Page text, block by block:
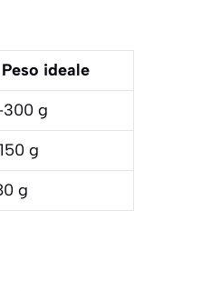
Peso ideale
g
g
g